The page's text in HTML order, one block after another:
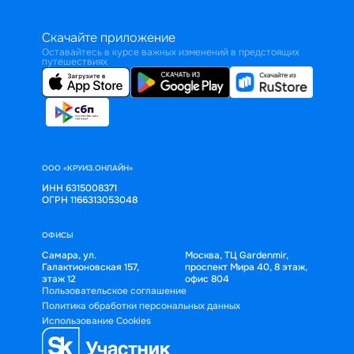
Скачайте приложение
Оставайтесь в курсе важных изменений в предстоящих
путешествиях
ООО «КРУИЗ.ОНЛАЙН»
ИНН 6315008371
ОГРН 1166313053048
ОФИСЫ
Самара, ул.
Галактионовская 157,
этаж 12
Москва, ТЦ Gardenmir,
проспект Мира 40, 8 этаж,
офис 804
Пользовательское соглашение
Политика обработки персональных данных
Использование Cookies